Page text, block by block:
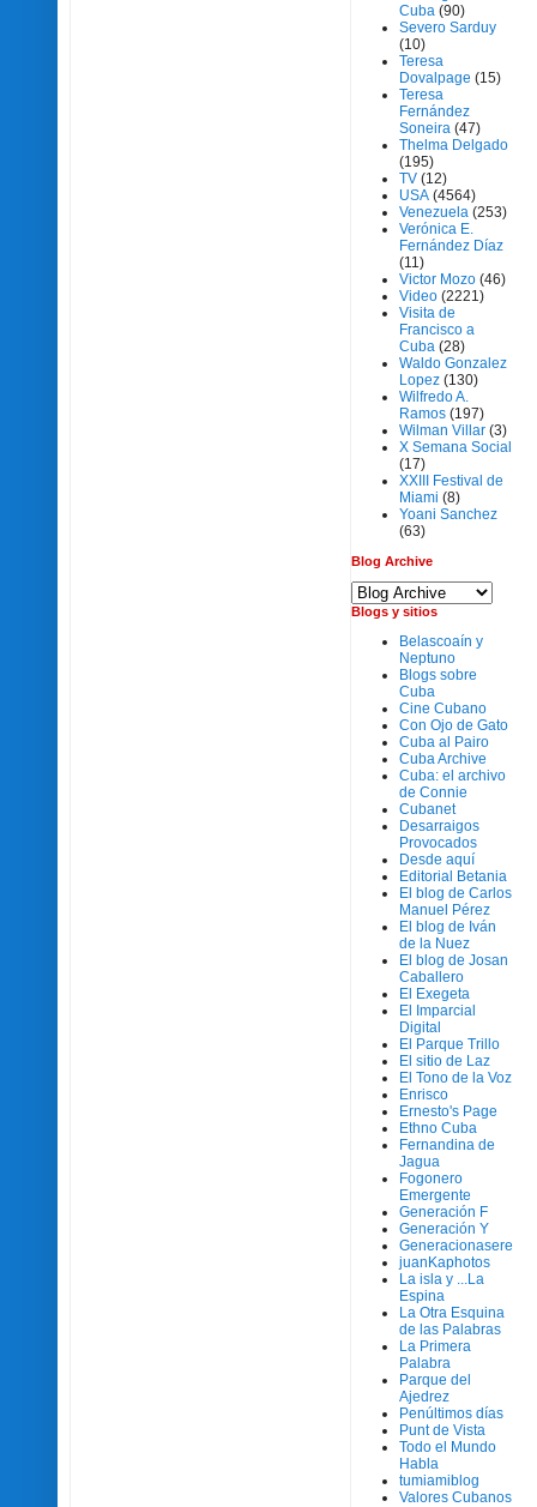
Cuba (90)
Severo Sarduy
(10)
Teresa
Dovalpage (15)
Teresa
Fernández
Soneira (47)
Thelma Delgado
(195)
TV (12)
USA (4564)
Venezuela (253)
Verónica E.
Fernández Díaz
(11)
Victor Mozo (46)
Video (2221)
Visita de
Francisco a
Cuba (28)
Waldo Gonzalez
Lopez (130)
Wilfredo A.
Ramos (197)
Wilman Villar (3)
X Semana Social
(17)
XXIII Festival de
Miami (8)
Yoani Sanchez
(63)
Blog Archive
Blogs y sitios
Belascoaín y
Neptuno
Blogs sobre
Cuba
Cine Cubano
Con Ojo de Gato
Cuba al Pairo
Cuba Archive
Cuba: el archivo
de Connie
Cubanet
Desarraigos
Provocados
Desde aquí
Editorial Betania
El blog de Carlos
Manuel Pérez
El blog de Iván
de la Nuez
El blog de Josan
Caballero
El Exegeta
El Imparcial
Digital
El Parque Trillo
El sitio de Laz
El Tono de la Voz
Enrisco
Ernesto's Page
Ethno Cuba
Fernandina de
Jagua
Fogonero
Emergente
Generación F
Generación Y
Generacionasere
juanKaphotos
La isla y ...La
Espina
La Otra Esquina
de las Palabras
La Primera
Palabra
Parque del
Ajedrez
Penúltimos días
Punt de Vista
Todo el Mundo
Habla
tumiamiblog
Valores Cubanos